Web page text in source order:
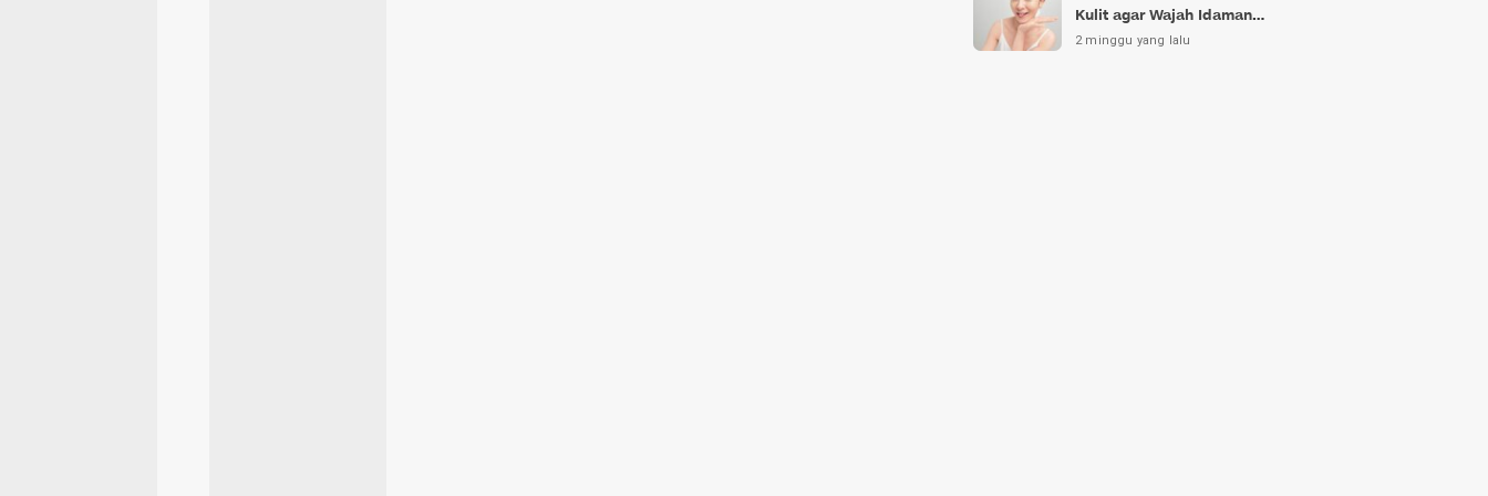
Kulit agar Wajah Idaman
Bukan Sekadar Mimpi
2 minggu yang lalu